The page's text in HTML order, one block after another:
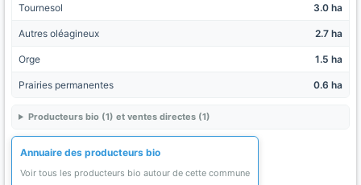
Tournesol 3.0 ha
Autres oléagineux 2.7 ha
Orge 1.5 ha
Prairies permanentes 0.6 ha
Producteurs bio (1) et ventes directes (1)
Annuaire des producteurs bio
Voir tous les producteurs bio autour de cette commune